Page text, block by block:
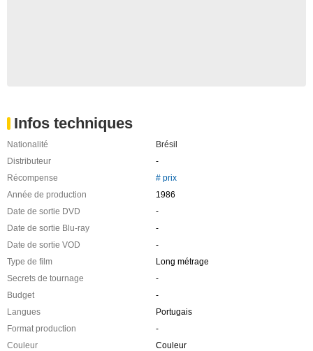
Infos techniques
Nationalité
Brésil
Distributeur
-
Récompense
# prix
Année de production
1986
Date de sortie DVD
-
Date de sortie Blu-ray
-
Date de sortie VOD
-
Type de film
Long métrage
Secrets de tournage
-
Budget
-
Langues
Portugais
Format production
-
Couleur
Couleur